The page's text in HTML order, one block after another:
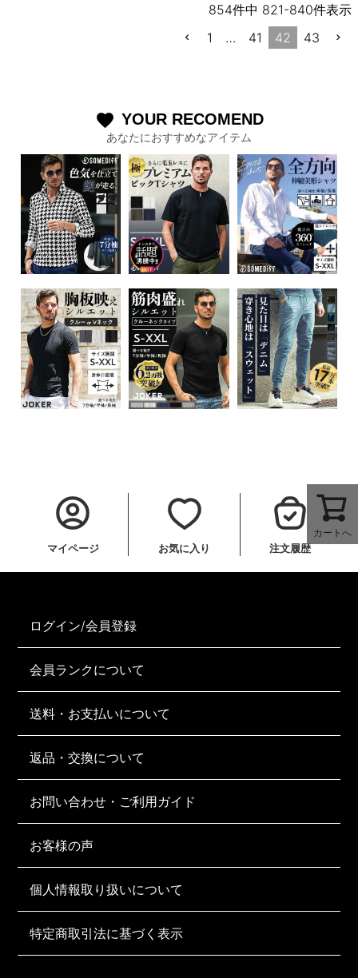
854件中 821-840件表示
1
… 41 42 43
カートへ
favorite YOUR RECOMEND
あなたにおすすめなアイテム
マイページ お気に入り 注文履歴
ログイン/会員登録
会員ランクについて
送料・お支払いについて
返品・交換について
お問い合わせ・ご利用ガイド
お客様の声
個人情報取り扱いについて
特定商取引法に基づく表示